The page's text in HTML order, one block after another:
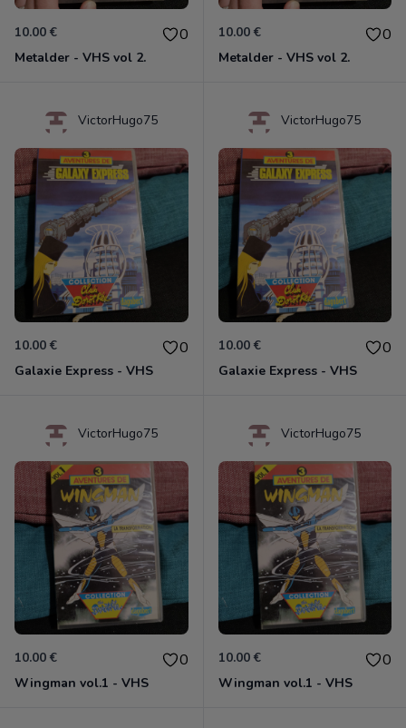
10.00 € 0
Metalder - VHS vol 2.
10.00 € 0
Metalder - VHS vol 2.
VictorHugo75
10.00 € 0
Galaxie Express - VHS
VictorHugo75
10.00 € 0
Galaxie Express - VHS
VictorHugo75
10.00 € 0
Wingman vol.1 - VHS
VictorHugo75
10.00 € 0
Wingman vol.1 - VHS